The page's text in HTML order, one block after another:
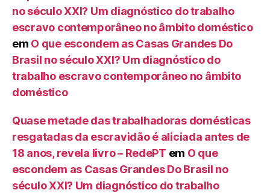
no século XXI? Um diagnóstico do trabalho
escravo contemporâneo no âmbito doméstico
em O que escondem as Casas Grandes Do
Brasil no século XXI? Um diagnóstico do
trabalho escravo contemporâneo no âmbito
doméstico
Quase metade das trabalhadoras domésticas
resgatadas da escravidão é aliciada antes de
18 anos, revela livro – RedePT em O que
escondem as Casas Grandes Do Brasil no
século XXI? Um diagnóstico do trabalho